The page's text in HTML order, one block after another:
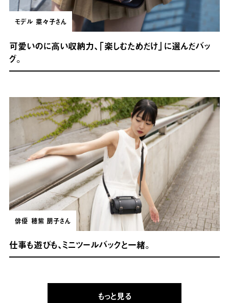
モデル 菜々子さん
可愛いのに高い収納力、「楽しむためだけ」に選んだバッ
グ。
俳優 穂紫 朋子さん
仕事も遊びも、ミニツールバックと一緒。
もっと見る